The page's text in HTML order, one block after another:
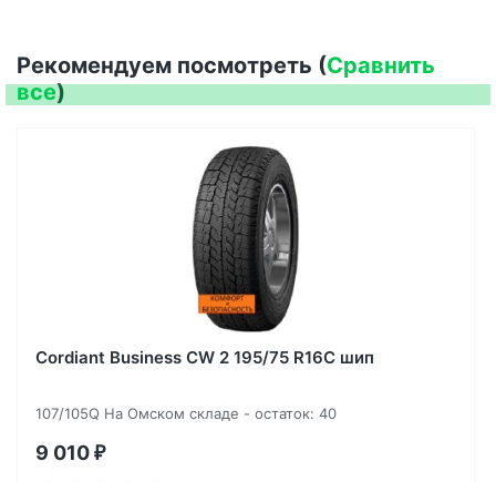
Рекомендуем посмотреть (Сравнить
все)
Cordiant Business CW 2 195/75 R16C шип
107/105Q На Омском складе - остаток: 40
9 010 ₽